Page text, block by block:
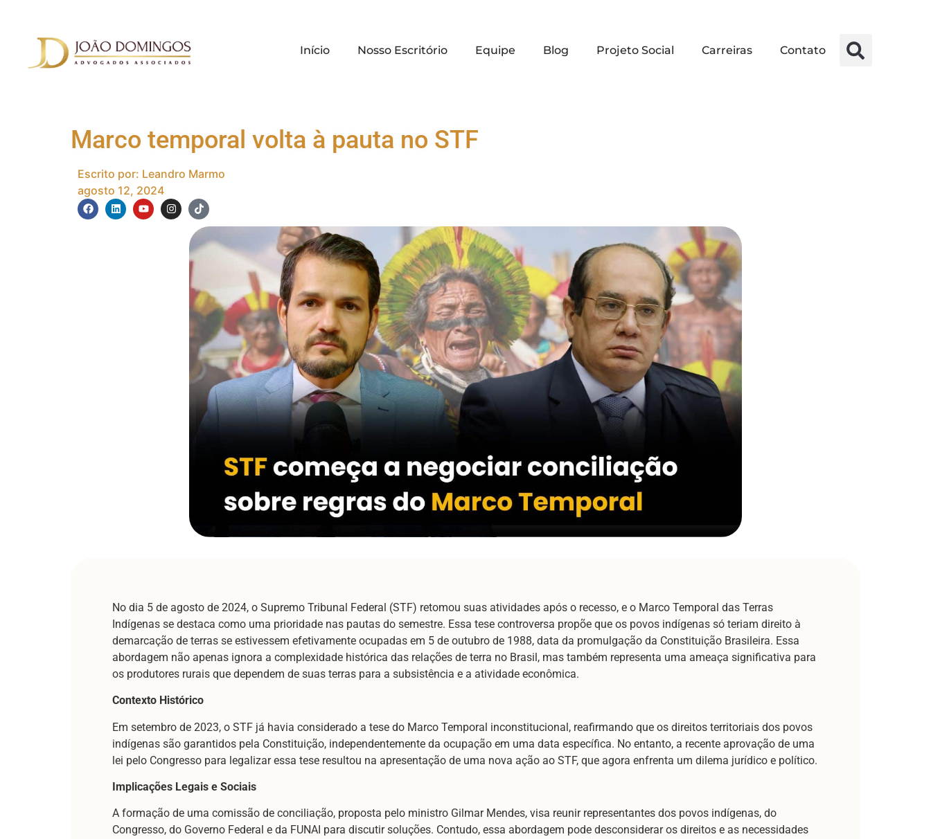
Início Nosso Escritório Equipe Blog Projeto Social Carreiras Contato
Marco temporal volta à pauta no STF
Escrito por: Leandro Marmo
agosto 12, 2024
No dia 5 de agosto de 2024, o Supremo Tribunal Federal (STF) retomou suas atividades após o recesso, e o Marco Temporal das Terras
Indígenas se destaca como uma prioridade nas pautas do semestre. Essa tese controversa propõe que os povos indígenas só teriam direito à
demarcação de terras se estivessem efetivamente ocupadas em 5 de outubro de 1988, data da promulgação da Constituição Brasileira. Essa
abordagem não apenas ignora a complexidade histórica das relações de terra no Brasil, mas também representa uma ameaça significativa para
os produtores rurais que dependem de suas terras para a subsistência e a atividade econômica.
Contexto Histórico
Em setembro de 2023, o STF já havia considerado a tese do Marco Temporal inconstitucional, reafirmando que os direitos territoriais dos povos
indígenas são garantidos pela Constituição, independentemente da ocupação em uma data específica. No entanto, a recente aprovação de uma
lei pelo Congresso para legalizar essa tese resultou na apresentação de uma nova ação ao STF, que agora enfrenta um dilema jurídico e político.
Implicações Legais e Sociais
A formação de uma comissão de conciliação, proposta pelo ministro Gilmar Mendes, visa reunir representantes dos povos indígenas, do
Congresso, do Governo Federal e da FUNAI para discutir soluções. Contudo, essa abordagem pode desconsiderar os direitos e as necessidades